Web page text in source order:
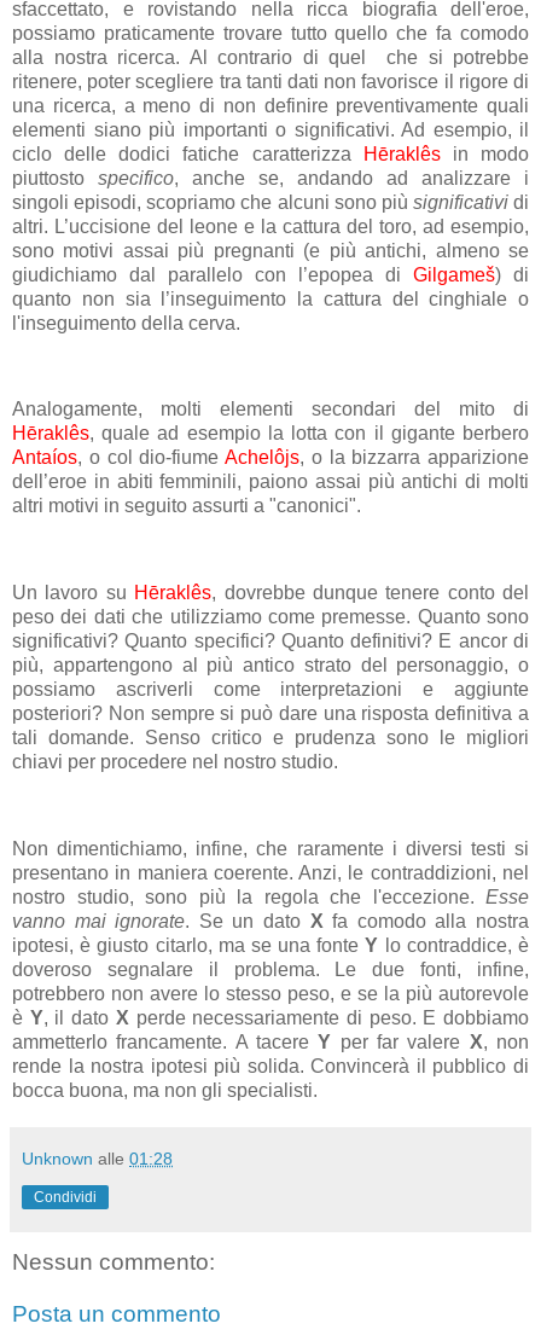
sfaccettato, e rovistando nella ricca biografia dell'eroe,
possiamo praticamente trovare tutto quello che fa comodo
alla nostra ricerca. Al contrario di quel che si potrebbe
ritenere, poter scegliere tra tanti dati non favorisce il rigore di
una ricerca, a meno di non definire preventivamente quali
elementi siano più importanti o significativi. Ad esempio, il
ciclo delle dodici fatiche caratterizza
Hēraklês in modo
piuttosto specifico, anche se, andando ad analizzare i
singoli episodi, scopriamo che alcuni sono più significativi di
altri. L’uccisione del leone e la cattura del toro, ad esempio,
sono motivi assai più pregnanti (e più antichi, almeno se
giudichiamo dal parallelo con l’epopea di Gilgameš) di
quanto non sia l’inseguimento la cattura del cinghiale o
l'inseguimento della cerva.
Analogamente, molti elementi secondari del mito di
Hēraklês, quale ad esempio la lotta con il gigante berbero
Antaíos, o col dio-fiume Achelôjs, o la bizzarra apparizione
dell’eroe in abiti femminili, paiono assai più antichi di molti
altri motivi in seguito assurti a "canonici".
Un lavoro su Hēraklês, dovrebbe dunque tenere conto del
peso dei dati che utilizziamo come premesse. Quanto sono
significativi? Quanto specifici? Quanto definitivi? E ancor di
più, appartengono al più antico strato del personaggio, o
possiamo ascriverli come interpretazioni e aggiunte
posteriori? Non sempre si può dare una risposta definitiva a
tali domande. Senso critico e prudenza sono le migliori
chiavi per procedere nel nostro studio.
Non dimentichiamo, infine, che raramente i diversi testi si
presentano in maniera coerente. Anzi, le contraddizioni, nel
nostro studio, sono più la regola che l'eccezione. Esse
vanno mai ignorate. Se un dato X fa comodo alla nostra
ipotesi, è giusto citarlo, ma se una fonteY lo contraddice, è
doveroso segnalare il problema. Le due fonti, infine,
potrebbero non avere lo stesso peso, e se la più autorevole
è Y, il dato X perde necessariamente di peso. E dobbiamo
ammetterlo francamente. A tacereY per far valere X, non
rende la nostra ipotesi più solida. Convincerà il pubblico di
bocca buona, ma non gli specialisti.
Unknown alle 01:28
Condividi
Nessun commento:
Posta un commento